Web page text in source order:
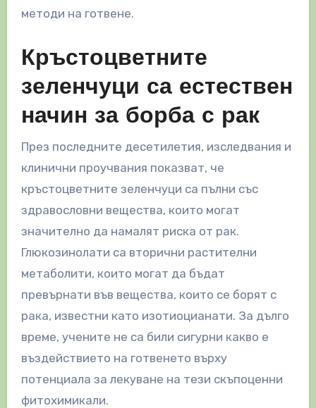
методи на готвене.
Кръстоцветните
зеленчуци са естествен
начин за борба с рак
През последните десетилетия, изследвания и
клинични проучвания показват, че
кръстоцветните зеленчуци са пълни със
здравословни вещества, които могат
значително да намалят риска от рак.
Глюкозинолати са вторични растителни
метаболити, които могат да бъдат
превърнати във вещества, които се борят с
рака, известни като изотиоцианати. За дълго
време, учените не са били сигурни какво е
въздействието на готвенето върху
потенциала за лекуване на тези скъпоценни
фитохимикали.